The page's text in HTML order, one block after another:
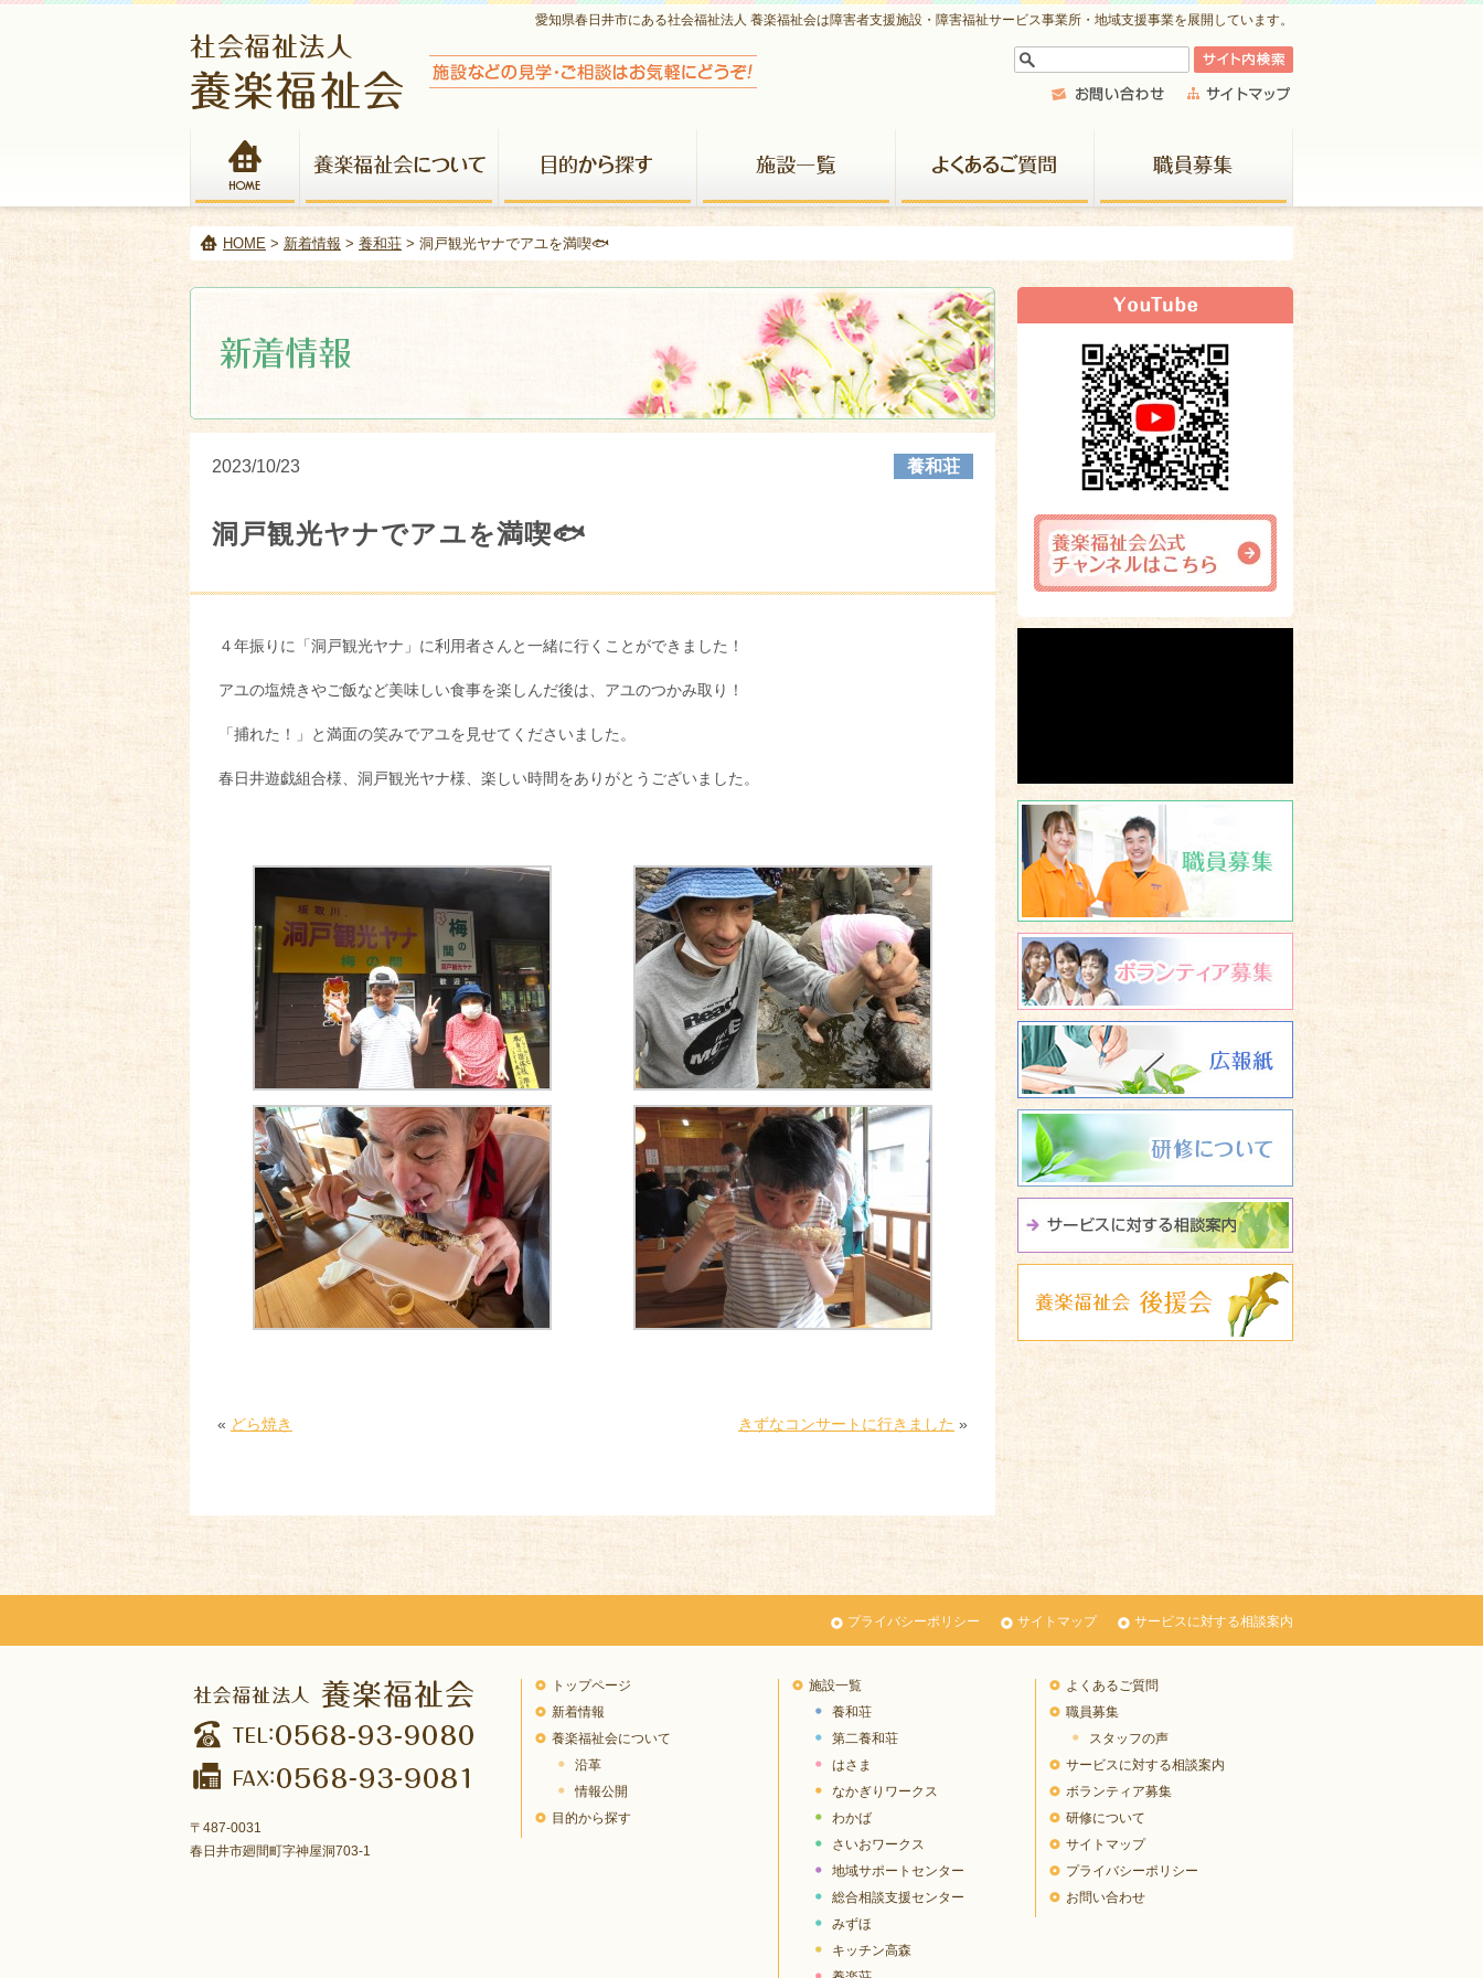
愛知県春日井市にある社会福祉法人 養楽福祉会は障害者支援施設・障害福祉サービス事業所・地域支援事業を展開しています。
HOME > 新着情報 > 養和荘 > 洞戸観光ヤナでアユを満喫🐟
新着情報
2023/10/23 養和荘
洞戸観光ヤナでアユを満喫🐟
４年振りに「洞戸観光ヤナ」に利用者さんと一緒に行くことができました！
アユの塩焼きやご飯など美味しい食事を楽しんだ後は、アユのつかみ取り！
「捕れた！」と満面の笑みでアユを見せてくださいました。
春日井遊戯組合様、洞戸観光ヤナ様、楽しい時間をありがとうございました。
« どら焼き きずなコンサートに行きました »
ボランティア募集
サービスに関する相談
養楽福祉会 後援会
プライバシーポリシー サイトマップ サービスに対する相談案内
〒487-0031
春日井市廻間町字神屋洞703-1
トップページ
新着情報
養楽福祉会について
沿革
情報公開
目的から探す
施設一覧
養和荘
第二養和荘
はさま
なかぎりワークス
わかば
さいおワークス
地域サポートセンター
総合相談支援センター
みずほ
キッチン高森
よくあるご質問
職員募集
スタッフの声
サービスに対する相談案内
ボランティア募集
研修について
サイトマップ
プライバシーポリシー
お問い合わせ